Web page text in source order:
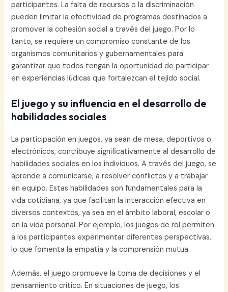
participantes. La falta de recursos o la discriminación
pueden limitar la efectividad de programas destinados a
promover la cohesión social a través del juego. Por lo
tanto, se requiere un compromiso constante de los
organismos comunitarios y gubernamentales para
garantizar que todos tengan la oportunidad de participar
en experiencias lúdicas que fortalezcan el tejido social.
El juego y su influencia en el desarrollo de
habilidades sociales
La participación en juegos, ya sean de mesa, deportivos o
electrónicos, contribuye significativamente al desarrollo de
habilidades sociales en los individuos. A través del juego, se
aprende a comunicarse, a resolver conflictos y a trabajar
en equipo. Estas habilidades son fundamentales para la
vida cotidiana, ya que facilitan la interacción efectiva en
diversos contextos, ya sea en el ámbito laboral, escolar o
en la vida personal. Por ejemplo, los juegos de rol permiten
a los participantes experimentar diferentes perspectivas,
lo que fomenta la empatía y la comprensión mutua.
Además, el juego promueve la toma de decisiones y el
pensamiento crítico. En situaciones de juego, los